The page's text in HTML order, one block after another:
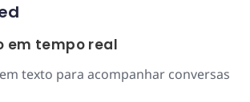
em tempo real
texto para acompanhar conversas